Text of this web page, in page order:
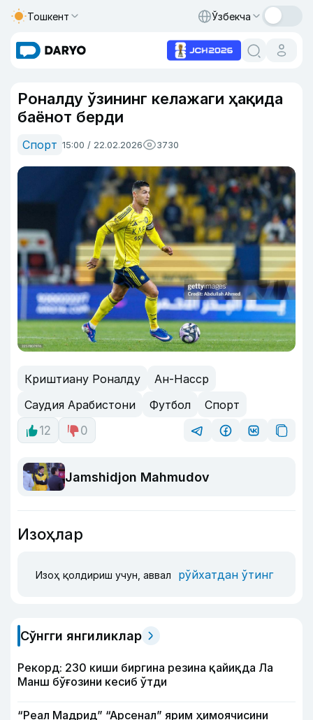
Тошкент Ўзбекча
Роналду ўзининг келажаги ҳақида
баёнот берди
Спорт 15:00 / 22.02.2026 3730
Криштиану Роналду
Ан-Насср
Саудия Арабистони
Футбол
Спорт
12
0
Jamshidjon Mahmudov
Изоҳлар
Изоҳ қолдириш учун, аввал рўйхатдан ўтинг
Сўнгги янгиликлар
Рекорд: 230 киши биргина резина қайиқда Ла
Манш бўғозини кесиб ўтди
“Реал Мадрид” “Арсенал” ярим ҳимоячисини